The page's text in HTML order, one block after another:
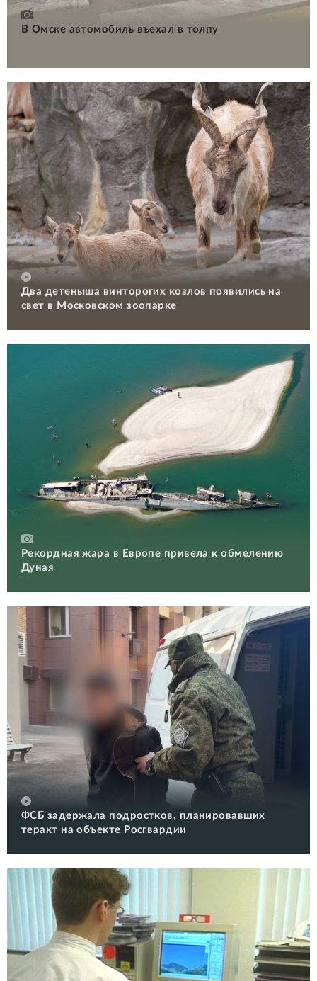
В Омске автомобиль въехал в толпу
Два детеныша винторогих козлов появились на
свет в Московском зоопарке
Рекордная жара в Европе привела к обмелению
Дуная
ФСБ задержала подростков, планировавших
теракт на объекте Росгвардии